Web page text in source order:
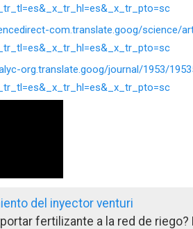
com.translate.goog/science/
org.translate.goog/journal/1953/
del inyector venturi
fertilizante a la red de